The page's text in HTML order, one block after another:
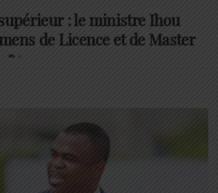
: le ministre Ihou
de Licence et de Master
0